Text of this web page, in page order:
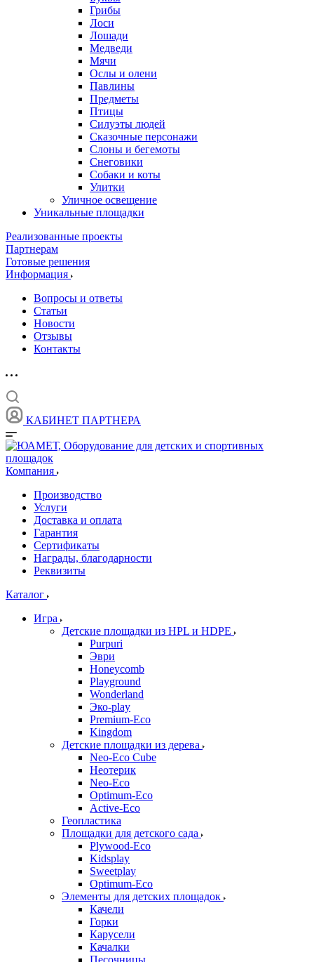
Грибы
Лоси
Лошади
Медведи
Мячи
Ослы и олени
Павлины
Предметы
Птицы
Силуэты людей
Сказочные персонажи
Слоны и бегемоты
Снеговики
Собаки и коты
Улитки
Уличное освещение
Уникальные площадки
Реализованные проекты
Партнерам
Готовые решения
Информация
Вопросы и ответы
Статьи
Новости
Отзывы
Контакты
КАБИНЕТ ПАРТНЕРА
Компания
Производство
Услуги
Доставка и оплата
Гарантия
Сертификаты
Награды, благодарности
Реквизиты
Каталог
Игра
Детские площадки из HPL и HDPE
Purpuri
Эври
Honeycomb
Playground
Wonderland
Эко-play
Premium-Eco
Kingdom
Детские площадки из дерева
Neo-Eco Cube
Неотерик
Neo-Eco
Оptimum-Еco
Active-Eco
Геопластика
Площадки для детского сада
Plywood-Eco
Kidsplay
Sweetplay
Оptimum-Еco
Элементы для детских площадок
Качели
Горки
Карусели
Качалки
Песочницы